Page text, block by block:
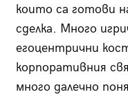
които са готови
сделка. Много
егоцентрични
корпоративния
много далечно